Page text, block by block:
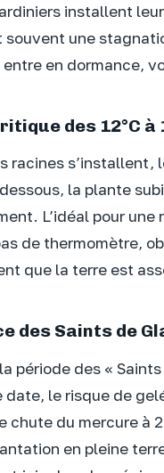
installent
souvent une
en dormance,
des 12°C à
racines
la plante
L’idéal pour
de thermomètre,
que la terre est
des Saints de
période des «
date, le risque de
chute du mercure à
en pleine